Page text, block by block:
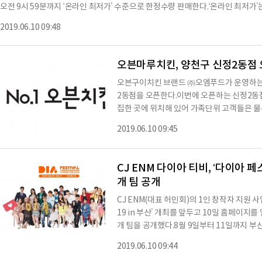
오전 9시 59분까지 ‘온라인 최저가’ 수준으로 한정수량 판매한다.‘온라인 최저
에어프라이어, 밥솥 등 주방가전에 이르기까지 품목별로 총 400여가지로, 매일
2019.06.10 09:48
오븐마루치킨, 양천구 신정2동점
오븐구이치킨 브랜드 ㈜오엠푸드가 운영하
2동점을 오픈한다.이번에 오픈하는 신정2동
집한 곳에 위치해 있어 가족단위 고객들은
터 등이 자리잡고 있어 유동인구 비율이 높
방문도 잦을 것으로 기대되는 매장이다.오
2019.06.10 09:45
CJ ENM 다이아 티비, ‘다이아
개 팀 공개
CJ ENM(대표 허민회)의 1인 창작자 지원 사
19 in 부산’ 개최를 앞두고 10일 홈페이지
개 팀을 공개했다.8월 9일부터 11일까지 부
트워크) 비즈니스를 체험하는 축제로 자리
2019.06.10 09:44